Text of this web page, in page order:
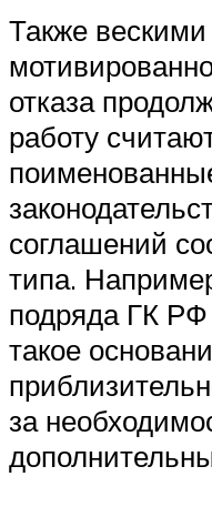
Также
отказа
работу
соглашений
типа.
подряда ГК РФ
такое
за